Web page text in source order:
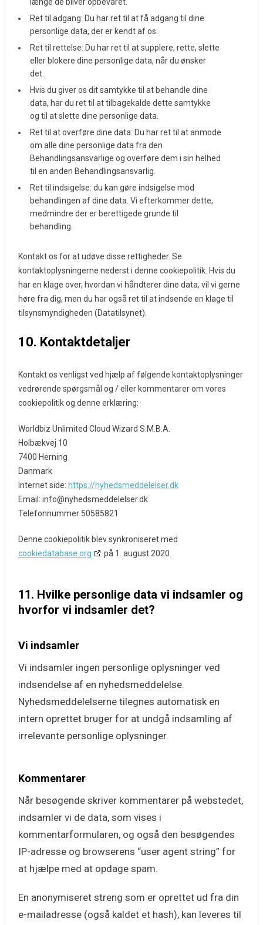
Ret til adgang: Du har ret til at få adgang til dine
personlige data, der er kendt af os.
Ret til rettelse: Du har ret til at supplere, rette, slette
eller blokere dine personlige data, når du ønsker
det.
Hvis du giver os dit samtykke til at behandle dine
data, har du ret til at tilbagekalde dette samtykke
og til at slette dine personlige data.
Ret til at overføre dine data: Du har ret til at anmode
om alle dine personlige data fra den
Behandlingsansvarlige og overføre dem i sin helhed
til en anden Behandlingsansvarlig.
Ret til indsigelse: du kan gøre indsigelse mod
behandlingen af ​​dine data. Vi efterkommer dette,
medmindre der er berettigede grunde til
behandling.
Kontakt os for at udøve disse rettigheder. Se
kontaktoplysningerne nederst i denne cookiepolitik. Hvis du
har en klage over, hvordan vi håndterer dine data, vil vi gerne
høre fra dig, men du har også ret til at indsende en klage til
tilsynsmyndigheden (Datatilsynet).
10. Kontaktdetaljer
Kontakt os venligst ved hjælp af følgende kontaktoplysninger
vedrørende spørgsmål og / eller kommentarer om vores
cookiepolitik og denne erklæring:
Worldbiz Unlimited Cloud Wizard S.M.B.A.
Holbækvej 10
7400 Herning
Danmark
Internet side: https://nyhedsmeddelelser.dk
Email: info@nyhedsmeddelelser.dk
Telefonnummer 50585821
Denne cookiepolitik blev synkroniseret med
cookiedatabase.org
på 1. august 2020.
11. Hvilke personlige data vi indsamler og
hvorfor vi indsamler det?
Vi indsamler
Vi indsamler ingen personlige oplysninger ved
indsendelse af en nyhedsmeddelelse.
Nyhedsmeddelelserne tilegnes automatisk en
intern oprettet bruger for at undgå indsamling af
irrelevante personlige oplysninger.
Kommentarer
Når besøgende skriver kommentarer på webstedet,
indsamler vi de data, som vises i
kommentarformularen, og også den besøgendes
IP-adresse og browserens “user agent string” for
at hjælpe med at opdage spam.
En anonymiseret streng som er oprettet ud fra din
e-mailadresse (også kaldet et hash), kan leveres til